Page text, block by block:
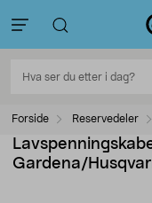
Forside Reservedeler
Gardena/